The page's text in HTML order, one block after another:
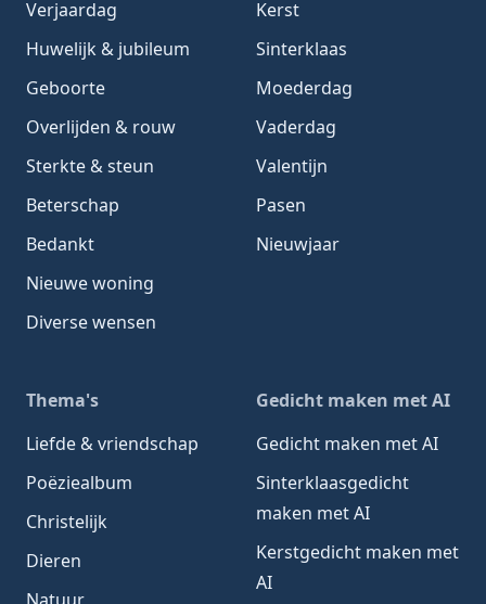
Verjaardag
Huwelijk & jubileum
Geboorte
Overlijden & rouw
Sterkte & steun
Beterschap
Bedankt
Nieuwe woning
Diverse wensen
Kerst
Sinterklaas
Moederdag
Vaderdag
Valentijn
Pasen
Nieuwjaar
Thema's
Liefde & vriendschap
Poëziealbum
Christelijk
Dieren
Gedicht maken met AI
Gedicht maken met AI
Sinterklaasgedicht
maken met AI
Kerstgedicht maken met
AI